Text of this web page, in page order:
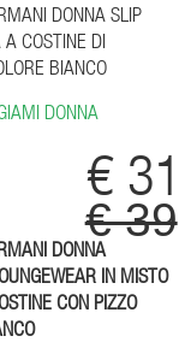
DONNA SLIP
COSTINE DI
BIANCO
DONNA
€
€ 39
DONNA
IN MISTO
CON PIZZO